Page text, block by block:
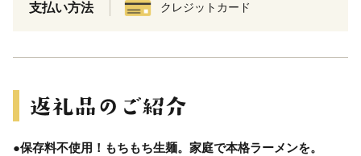
支払い方法 クレジットカード
●保存料不使用！もちもち生麺。家庭で本格ラーメンを。